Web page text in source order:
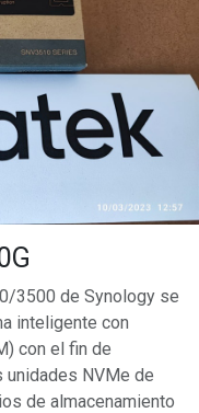
3500 de Synology se
inteligente con
con el fin de
unidades NVMe de
de almacenamiento